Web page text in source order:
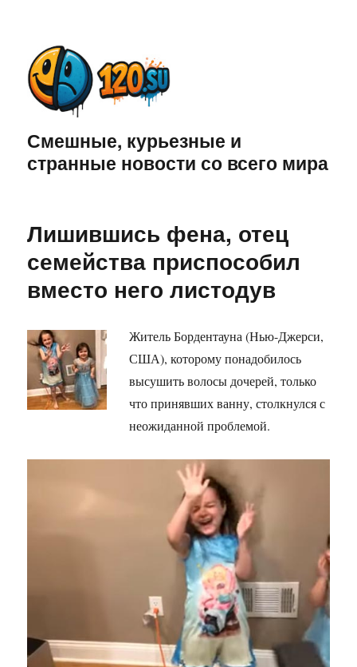
Смешные, курьезные и
странные новости со всего мира
Лишившись фена, отец
семейства приспособил
вместо него листодув
Житель Бордентауна (Нью-Джерси,
США), которому понадобилось
высушить волосы дочерей, только
что принявших ванну, столкнулся с
неожиданной проблемой.